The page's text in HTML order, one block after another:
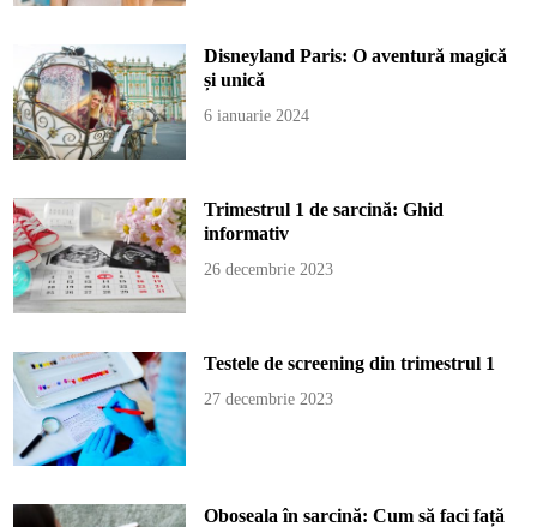
Disneyland Paris: O aventură magică
și unică
6 ianuarie 2024
Trimestrul 1 de sarcină: Ghid
informativ
26 decembrie 2023
Testele de screening din trimestrul 1
27 decembrie 2023
Oboseala în sarcină: Cum să faci față